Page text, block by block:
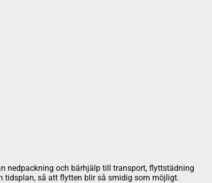
nedpackning och bärhjälp till transport, flyttstädning
tidsplan, så att flytten blir så smidig som möjligt.